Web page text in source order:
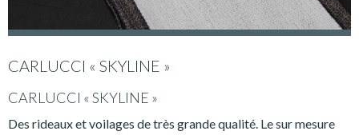
CARLUCCI « SKYLINE »
CARLUCCI « SKYLINE »
Des rideaux et voilages de très grande qualité. Le sur mesure